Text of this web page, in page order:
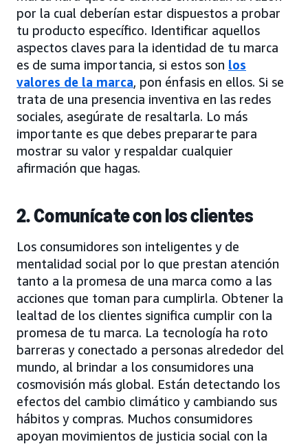
por la cual deberían estar dispuestos a probar
tu producto específico. Identificar aquellos
aspectos claves para la identidad de tu marca
es de suma importancia, si estos son los
valores de la marca, pon énfasis en ellos. Si se
trata de una presencia inventiva en las redes
sociales, asegúrate de resaltarla. Lo más
importante es que debes prepararte para
mostrar su valor y respaldar cualquier
afirmación que hagas.
2. Comunícate con los clientes
Los consumidores son inteligentes y de
mentalidad social por lo que prestan atención
tanto a la promesa de una marca como a las
acciones que toman para cumplirla. Obtener la
lealtad de los clientes significa cumplir con la
promesa de tu marca. La tecnología ha roto
barreras y conectado a personas alrededor del
mundo, al brindar a los consumidores una
cosmovisión más global. Están detectando los
efectos del cambio climático y cambiando sus
hábitos y compras. Muchos consumidores
apoyan movimientos de justicia social con la